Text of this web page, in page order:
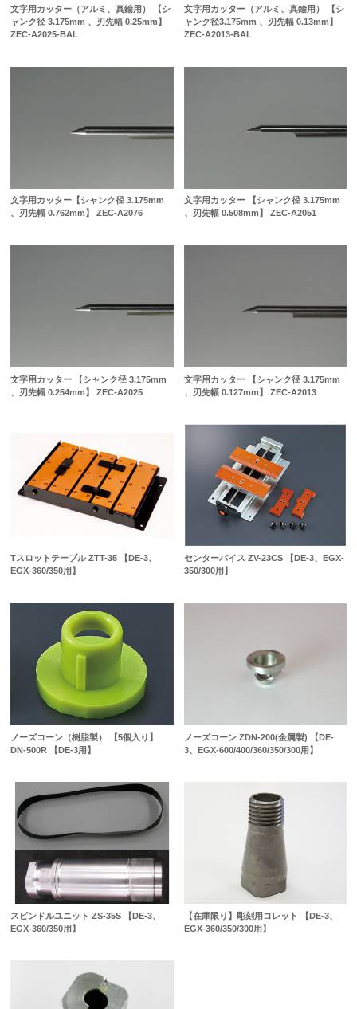
文字用カッター（アルミ、真鍮用） 【シ
ャンク径 3.175mm 、刃先幅 0.25mm】
ZEC-A2025-BAL
文字用カッター（アルミ、真鍮用） 【シ
ャンク径3.175mm 、刃先幅 0.13mm】
ZEC-A2013-BAL
文字用カッター【シャンク径 3.175mm
、刃先幅 0.762mm】 ZEC-A2076
文字用カッター 【シャンク径 3.175mm
、刃先幅 0.508mm】 ZEC-A2051
文字用カッター 【シャンク径 3.175mm
、刃先幅 0.254mm】 ZEC-A2025
文字用カッター 【シャンク径 3.175mm
、刃先幅 0.127mm】 ZEC-A2013
Tスロットテーブル ZTT-35 【DE-3、
EGX-360/350用】
センターバイス ZV-23CS 【DE-3、EGX-
350/300用】
ノーズコーン（樹脂製） 【5個入り】
DN-500R 【DE-3用】
ノーズコーン ZDN-200(金属製) 【DE-
3、EGX-600/400/360/350/300用】
スピンドルユニット ZS-35S 【DE-3、
EGX-360/350用】
【在庫限り】彫刻用コレット 【DE-3、
EGX-360/350/300用】